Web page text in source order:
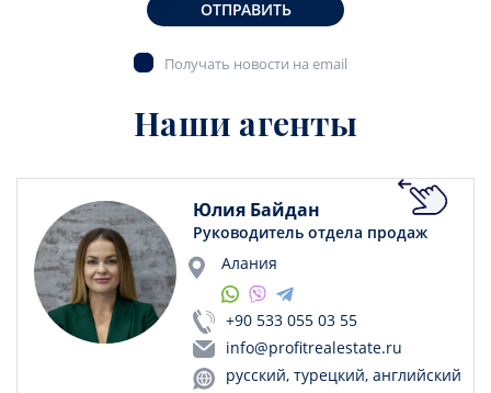
ОТПРАВИТЬ
Получать новости на email
Наши агенты
Юлия Байдан
Руководитель отдела продаж
Алания
+90 533 055 03 55
info@profitrealestate.ru
русский, турецкий, английский